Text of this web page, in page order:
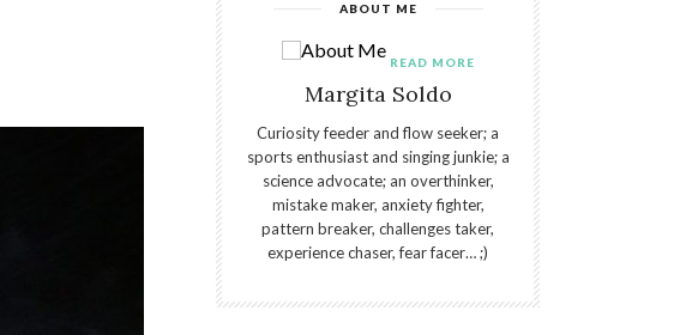
ABOUT ME
Margita Soldo
Curiosity feeder and flow seeker; a
sports enthusiast and singing junkie; a
science advocate; an overthinker,
mistake maker, anxiety fighter,
pattern breaker, challenges taker,
experience chaser, fear facer… ;)
READ MORE